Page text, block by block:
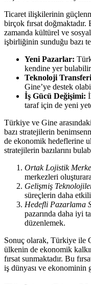
Ticaret ilişkilerinin
birçok fırsat doğmaktadır.
zamanda kültürel ve
işbirliğinin sunduğu bazı
Yeni Pazarlar:
kendine yer
Teknoloji
Gine’ye destek
İş Gücü Değişimi:
taraf için de yeni
Türkiye ve Gine
bazı stratejilerin
de ekonomik hedeflerine
stratejilerin bazılarını
Ortak Lojistik
merkezleri
Gelişmiş
süreçlerin daha
Hedefli Pazarlama
pazarında daha iyi
düzenlemek.
Sonuç olarak, Türkiye ile
ülkenin de ekonomik
fırsat sunmaktadır. Bu
iş dünyası ve ekonominin